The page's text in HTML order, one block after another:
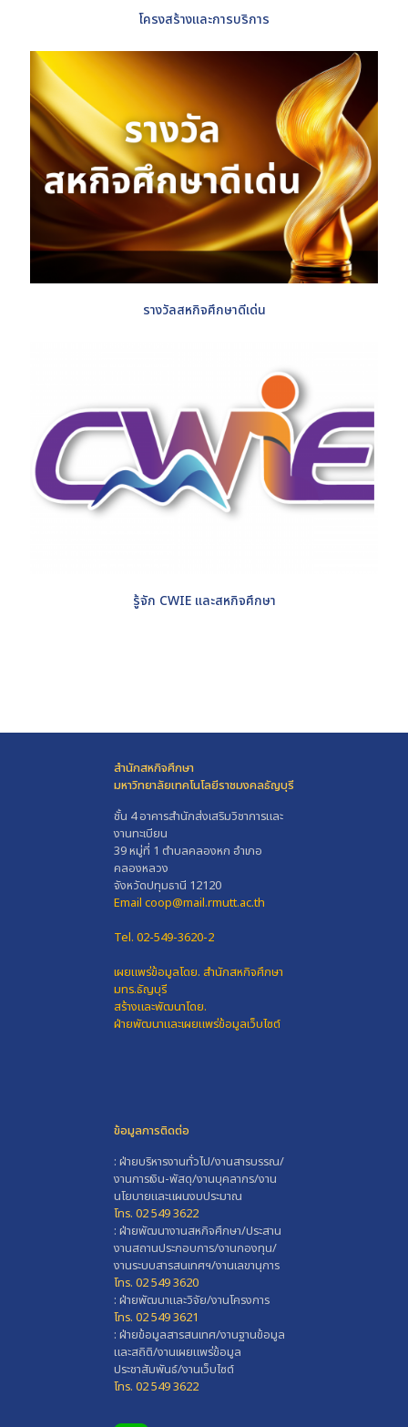
โครงสร้างและการบริการ
รางวัลสหกิจศึกษาดีเด่น
รู้จัก CWIE และสหกิจศึกษา
สำนักสหกิจศึกษา
มหาวิทยาลัยเทคโนโลยีราชมงคลธัญบุรี
ชั้น 4 อาคารสำนักส่งเสริมวิชาการและ
งานทะเบียน
39 หมู่ที่ 1 ตำบลคลองหก อำเภอ
คลองหลวง
จังหวัดปทุมธานี 12120
Email coop@mail.rmutt.ac.th
Tel. 02-549-3620-2
เผยแพร่ข้อมูลโดย. สำนักสหกิจศึกษา
มทร.ธัญบุรี
สร้างและพัฒนาโดย.
ฝ่ายพัฒนาและเผยแพร่ข้อมูลเว็บไซต์
ข้อมูลการติดต่อ
: ฝ่ายบริหารงานทั่วไป/งานสารบรรณ/
งานการเงิน-พัสดุ/งานบุคลากร/งาน
นโยบายและแผนงบประมาณ
โทร. 02 549 3622
: ฝ่ายพัฒนางานสหกิจศึกษา/ประสาน
งานสถานประกอบการ/งานกองทุน/
งานระบบสารสนเทศฯ/งานเลขานุการ
โทร. 02 549 3620
: ฝ่ายพัฒนาและวิจัย/งานโครงการ
โทร. 02 549 3621
: ฝ่ายข้อมูลสารสนเทศ/งานฐานข้อมูล
และสถิติ/งานเผยแพร่ข้อมูล
ประชาสัมพันธ์/งานเว็บไซต์
โทร. 02 549 3622